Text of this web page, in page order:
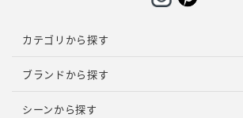
カテゴリから探す
ブランドから探す
シーンから探す